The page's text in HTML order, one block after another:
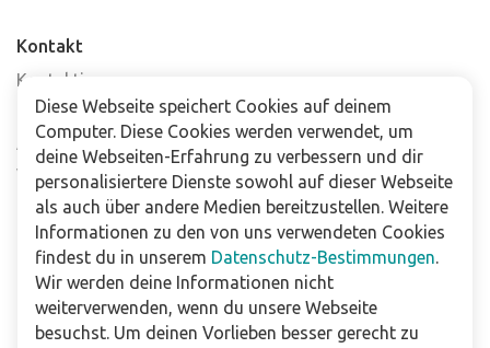
Kontakt
Kontaktiere uns
Häufig gestellte Fragen
Abonniere unseren Newsletter
Verkaufsstellen
Für Unternehmen
Downloads
Impressum
Diese Webseite speichert Cookies auf deinem
Computer. Diese Cookies werden verwendet, um
deine Webseiten-Erfahrung zu verbessern und dir
personalisiertere Dienste sowohl auf dieser Webseite
als auch über andere Medien bereitzustellen. Weitere
Informationen zu den von uns verwendeten Cookies
findest du in unserem Datenschutz-Bestimmungen.
Wir werden deine Informationen nicht
weiterverwenden, wenn du unsere Webseite
besuchst. Um deinen Vorlieben besser gerecht zu